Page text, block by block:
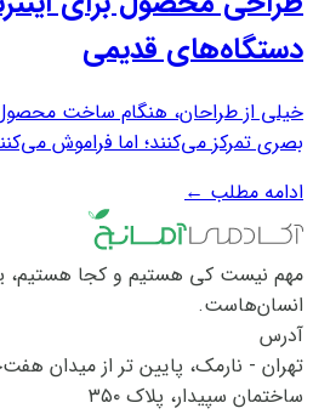
دستگاه‌های قدیمی
خیلی از طراحان، هنگام ساخت
بصری تمرکز می‌کنند؛ اما فراموش
زیادی با اینترنت ضعیف، دستگاه‌های
پایین از اپ‌ها و...
ادامه مطلب←
مهم نیست کی هستیم و کجا هستیم،
انسان‌هاست.
آدرس
تهران - نارمک، پایین تر از میدان
ساختمان سپیدار، پلاک ۳۵۰